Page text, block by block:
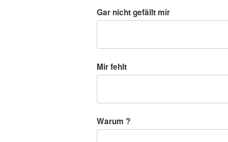
Gar nicht gefällt mir
Mir fehlt
Warum ?